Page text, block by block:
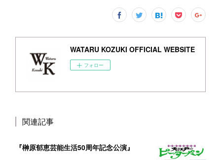
WATARU KOZUKI OFFICIAL WEBSITE
フォロー
関連記事
『榊原郁恵芸能生活50周年記念公演』